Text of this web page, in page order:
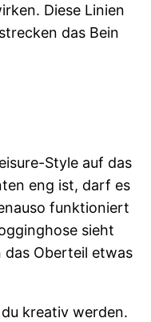
Diese Linien
das Bein
Style auf das
eng ist, darf es
funktioniert
sieht
das Oberteil etwas
kreativ werden.